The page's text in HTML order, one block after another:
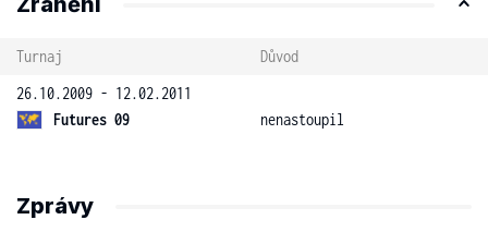
Turnaj
Důvod
26.10.2009 - 12.02.2011
Futures 09
nenastoupil
Zprávy